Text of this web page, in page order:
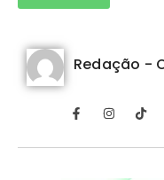
Redação -